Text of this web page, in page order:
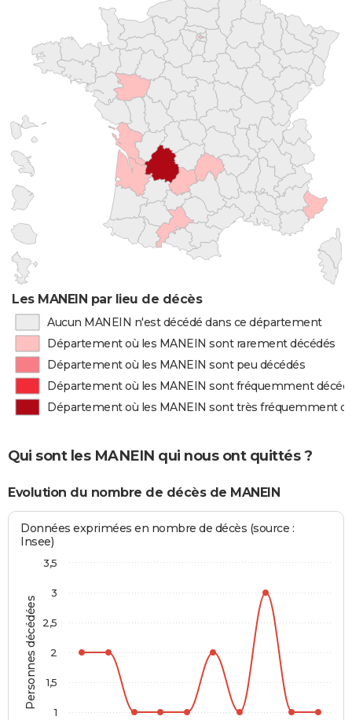
Les MANEIN par lieu de décès
Aucun MANEIN n'est décédé dans ce département
Département où les MANEIN sont rarement décédés
Département où les MANEIN sont peu décédés
Département où les MANEIN sont fréquemment
Département où les MANEIN sont très fréquemment
Qui sont les MANEIN qui nous ont quittés ?
Evolution du nombre de décès de MANEIN
Personnes décédées
Données exprimées en nombre de décès (source :
Insee)
1
1,5
2
2,5
3
3,5